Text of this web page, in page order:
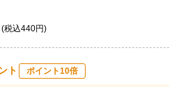
(税込440円)
ト ポイント10倍